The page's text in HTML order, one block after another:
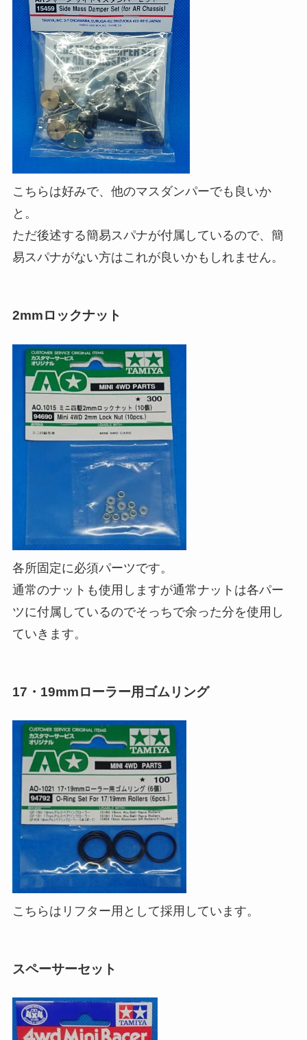
こちらは好みで、他のマスダンパーでも良いか
と。
ただ後述する簡易スパナが付属しているので、簡
易スパナがない方はこれが良いかもしれません。
2mmロックナット
各所固定に必須パーツです。
通常のナットも使用しますが通常ナットは各パー
ツに付属しているのでそっちで余った分を使用し
ていきます。
17・19mmローラー用ゴムリング
こちらはリフター用として採用しています。
スペーサーセット